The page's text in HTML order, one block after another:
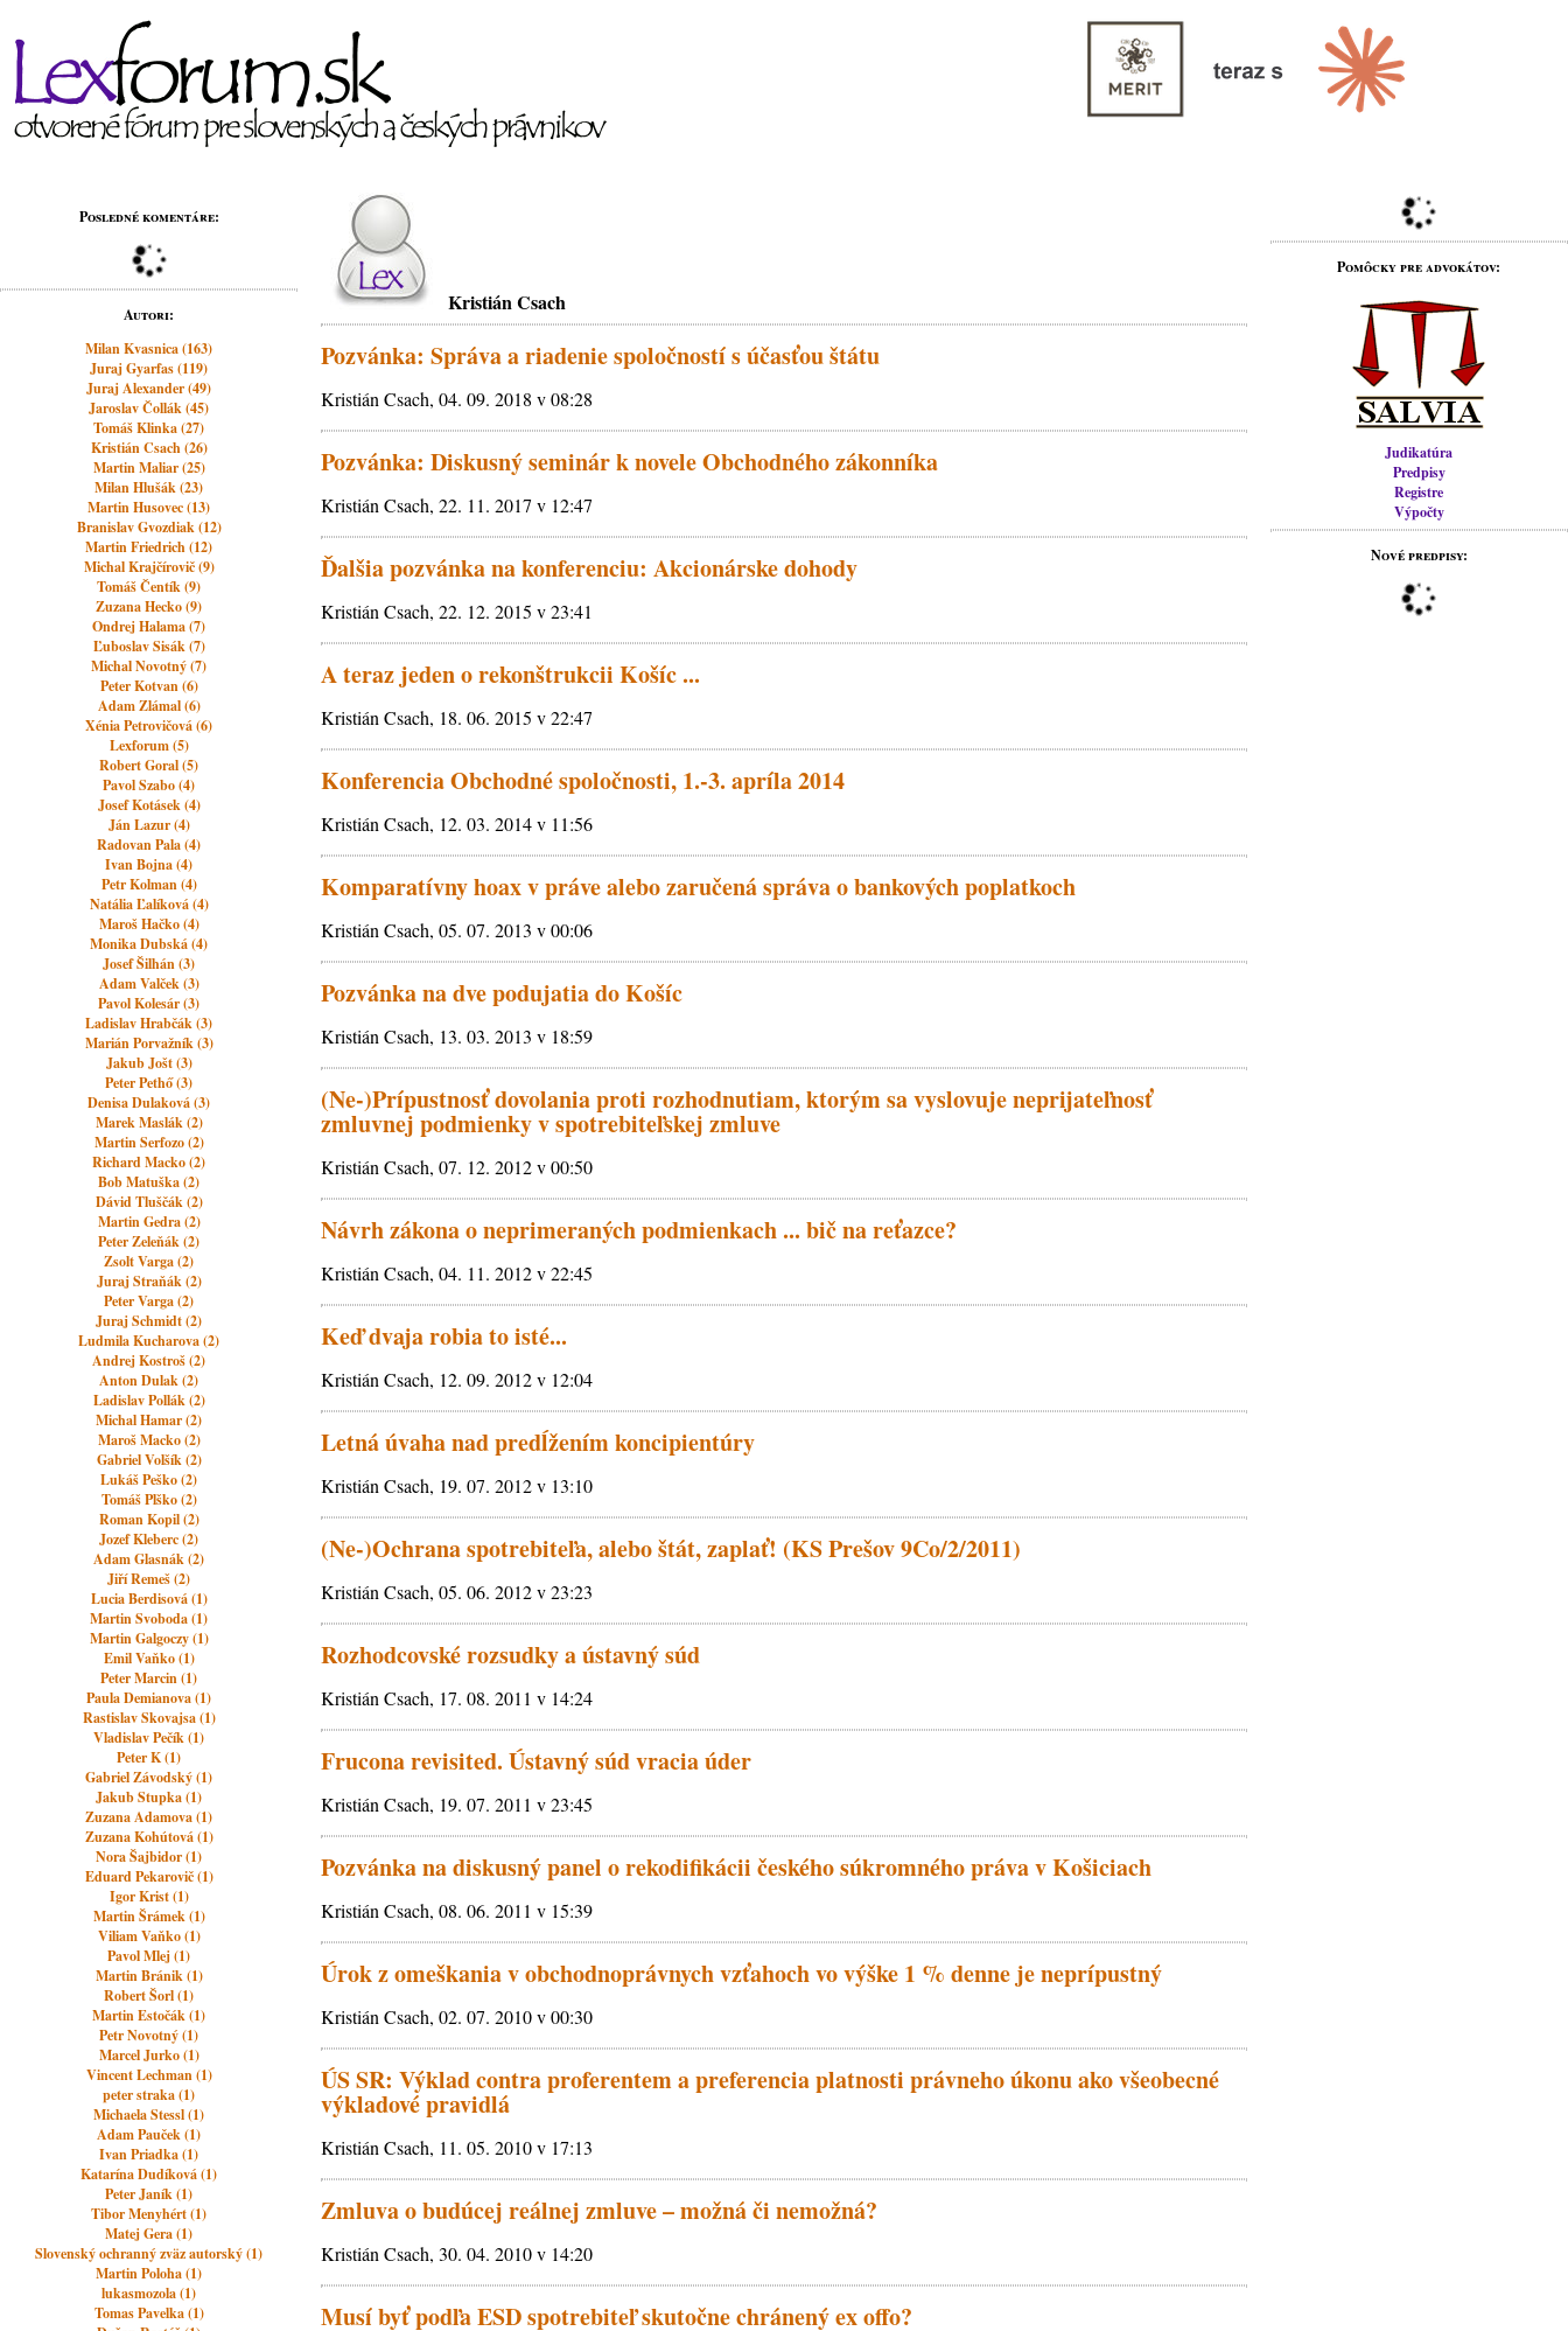
Posledné komentáre:
Autori:
Milan Kvasnica (163)
Juraj Gyarfas (119)
Juraj Alexander (49)
Jaroslav Čollák (45)
Tomáš Klinka (27)
Kristián Csach (26)
Martin Maliar (25)
Milan Hlušák (23)
Martin Husovec (13)
Branislav Gvozdiak (12)
Martin Friedrich (12)
Michal Krajčírovič (9)
Tomáš Čentík (9)
Zuzana Hecko (9)
Ondrej Halama (7)
Ľuboslav Sisák (7)
Michal Novotný (7)
Peter Kotvan (6)
Adam Zlámal (6)
Xénia Petrovičová (6)
Lexforum (5)
Robert Goral (5)
Pavol Szabo (4)
Josef Kotásek (4)
Ján Lazur (4)
Radovan Pala (4)
Ivan Bojna (4)
Petr Kolman (4)
Natália Ľalíková (4)
Maroš Hačko (4)
Monika Dubská (4)
Josef Šilhán (3)
Adam Valček (3)
Pavol Kolesár (3)
Ladislav Hrabčák (3)
Marián Porvažník (3)
Jakub Jošt (3)
Peter Pethő (3)
Denisa Dulaková (3)
Marek Maslák (2)
Martin Serfozo (2)
Richard Macko (2)
Bob Matuška (2)
Dávid Tluščák (2)
Martin Gedra (2)
Peter Zeleňák (2)
Zsolt Varga (2)
Juraj Straňák (2)
Peter Varga (2)
Juraj Schmidt (2)
Ludmila Kucharova (2)
Andrej Kostroš (2)
Anton Dulak (2)
Ladislav Pollák (2)
Michal Hamar (2)
Maroš Macko (2)
Gabriel Volšík (2)
Lukáš Peško (2)
Tomáš Plško (2)
Roman Kopil (2)
Jozef Kleberc (2)
Adam Glasnák (2)
Jiří Remeš (2)
Lucia Berdisová (1)
Martin Svoboda (1)
Martin Galgoczy (1)
Emil Vaňko (1)
Peter Marcin (1)
Paula Demianova (1)
Rastislav Skovajsa (1)
Vladislav Pečík (1)
Peter K (1)
Gabriel Závodský (1)
Jakub Stupka (1)
Zuzana Adamova (1)
Zuzana Kohútová (1)
Nora Šajbidor (1)
Eduard Pekarovič (1)
Igor Krist (1)
Martin Šrámek (1)
Viliam Vaňko (1)
Pavol Mlej (1)
Martin Bránik (1)
Robert Šorl (1)
Martin Estočák (1)
Petr Novotný (1)
Marcel Jurko (1)
Vincent Lechman (1)
peter straka (1)
Michaela Stessl (1)
Adam Pauček (1)
Ivan Priadka (1)
Katarína Dudíková (1)
Peter Janík (1)
Tibor Menyhért (1)
Matej Gera (1)
Slovenský ochranný zväz autorský (1)
Martin Poloha (1)
lukasmozola (1)
Tomas Pavelka (1)
Pomôcky pre advokátov:
Judikatúra
Predpisy
Registre
Výpočty
Nové predpisy:
Kristián Csach
Pozvánka: Správa a riadenie spoločností s účasťou štátu
Kristián Csach, 04. 09. 2018 v 08:28
Pozvánka: Diskusný seminár k novele Obchodného zákonníka
Kristián Csach, 22. 11. 2017 v 12:47
Ďalšia pozvánka na konferenciu: Akcionárske dohody
Kristián Csach, 22. 12. 2015 v 23:41
A teraz jeden o rekonštrukcii Košíc ...
Kristián Csach, 18. 06. 2015 v 22:47
Konferencia Obchodné spoločnosti, 1.-3. apríla 2014
Kristián Csach, 12. 03. 2014 v 11:56
Komparatívny hoax v práve alebo zaručená správa o bankových poplatkoch
Kristián Csach, 05. 07. 2013 v 00:06
Pozvánka na dve podujatia do Košíc
Kristián Csach, 13. 03. 2013 v 18:59
(Ne-)Prípustnosť dovolania proti rozhodnutiam, ktorým sa vyslovuje neprijateľnosť
zmluvnej podmienky v spotrebiteľskej zmluve
Kristián Csach, 07. 12. 2012 v 00:50
Návrh zákona o neprimeraných podmienkach ... bič na reťazce?
Kristián Csach, 04. 11. 2012 v 22:45
Keď dvaja robia to isté...
Kristián Csach, 12. 09. 2012 v 12:04
Letná úvaha nad predĺžením koncipientúry
Kristián Csach, 19. 07. 2012 v 13:10
(Ne-)Ochrana spotrebiteľa, alebo štát, zaplať! (KS Prešov 9Co/2/2011)
Kristián Csach, 05. 06. 2012 v 23:23
Rozhodcovské rozsudky a ústavný súd
Kristián Csach, 17. 08. 2011 v 14:24
Frucona revisited. Ústavný súd vracia úder
Kristián Csach, 19. 07. 2011 v 23:45
Pozvánka na diskusný panel o rekodifikácii českého súkromného práva v Košiciach
Kristián Csach, 08. 06. 2011 v 15:39
Úrok z omeškania v obchodnoprávnych vzťahoch vo výške 1 % denne je neprípustný
Kristián Csach, 02. 07. 2010 v 00:30
ÚS SR: Výklad contra proferentem a preferencia platnosti právneho úkonu ako všeobecné
výkladové pravidlá
Kristián Csach, 11. 05. 2010 v 17:13
Zmluva o budúcej reálnej zmluve – možná či nemožná?
Kristián Csach, 30. 04. 2010 v 14:20
Musí byť podľa ESD spotrebiteľ skutočne chránený ex offo?